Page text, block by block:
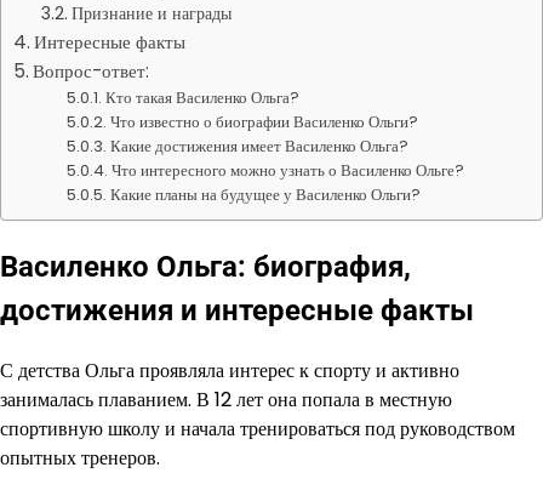
Признание и награды
Интересные факты
Вопрос-ответ:
Кто такая Василенко Ольга?
Что известно о биографии Василенко Ольги?
Какие достижения имеет Василенко Ольга?
Что интересного можно узнать о Василенко Ольге?
Какие планы на будущее у Василенко Ольги?
Василенко Ольга: биография,
достижения и интересные факты
С детства Ольга проявляла интерес к спорту и активно
занималась плаванием. В 12 лет она попала в местную
спортивную школу и начала тренироваться под руководством
опытных тренеров.